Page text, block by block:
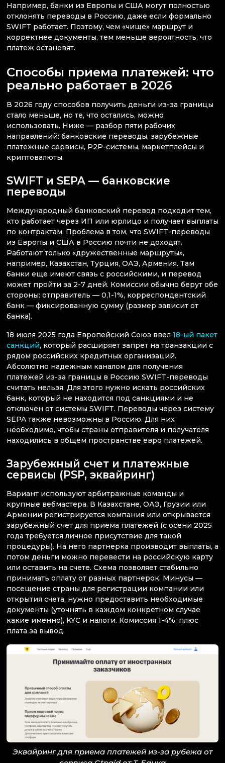
Например, банки из Европы и США могут полностью
отклонять переводы в Россию, даже если формально
SWIFT работает. Поэтому, чем «чище» маршрут и
корректнее документы, тем меньше вероятность, что
платеж остановят.
Способы приема платежей: что
реально работает в 2026
В 2026 году способов получить деньги из-за границы
стало меньше, но те, что остались, можно
использовать. Ниже — разбор пяти рабочих
направлений: банковские переводы, зарубежные
платежные сервисы, P2P-системы, маркетплейсы и
криптовалюты.
SWIFT и SEPA — банковские
переводы
Международный банковский перевод подходит тем,
кто работает через ИП или юрлицо и получает выплаты
по контрактам. Проблема в том, что SWIFT-переводы
из Европы и США в Россию почти не доходят.
Работают только «дружественные маршруты»,
например, Казахстан, Турция, ОАЭ, Армения. Там
банки еще имеют связь с российскими, и перевод
может пройти за 2-7 дней. Комиссии обычно берут обе
стороны: отправитель — 0,1-1%, корреспондентский
банк — фиксированную сумму (размер зависит от
банка).
18 июля 2025 года Европейский Союз ввел 18-ый пакет
санкций, который расширяет запрет на транзакции с
рядом российских кредитных организаций.
Абсолютно надежным каналом для получения
платежей из-за границы в Россию SWIFT-переводы
считать нельзя. Для этого нужно искать российских
банк, который не находится под санкциями и не
отключен от системы SWIFT. Переводы через систему
SEPA также невозможны в Россию. Для них
необходимо, чтобы страны отправителя и получателя
находились в общем пространстве евро платежей.
Зарубежный счет и платежные
сервисы (PSP, эквайринг)
Вариант используют арбитражные команды и
крупные вебмастера. В Казахстане, ОАЭ, Грузии или
Армении регистрируется компания или открывается
зарубежный счет для приема платежей (с осени 2025
года требуется личное присутствие для такой
процедуры). На него партнерка производит выплаты, а
потом деньги можно перевести на российскую карту
или оставить на счете. Схема позволяет стабильно
принимать оплату от разных партнерок. Минусы —
посещение страны для регистрации компании или
открытия счета, нужно предоставить необходимые
документы (уточнять в каждом конкретном случае
какие именно), KYC и налоги. Комиссия 1-4%, плюс
плата за вывод.
Эквайринг для приема платежей из-за рубежа от